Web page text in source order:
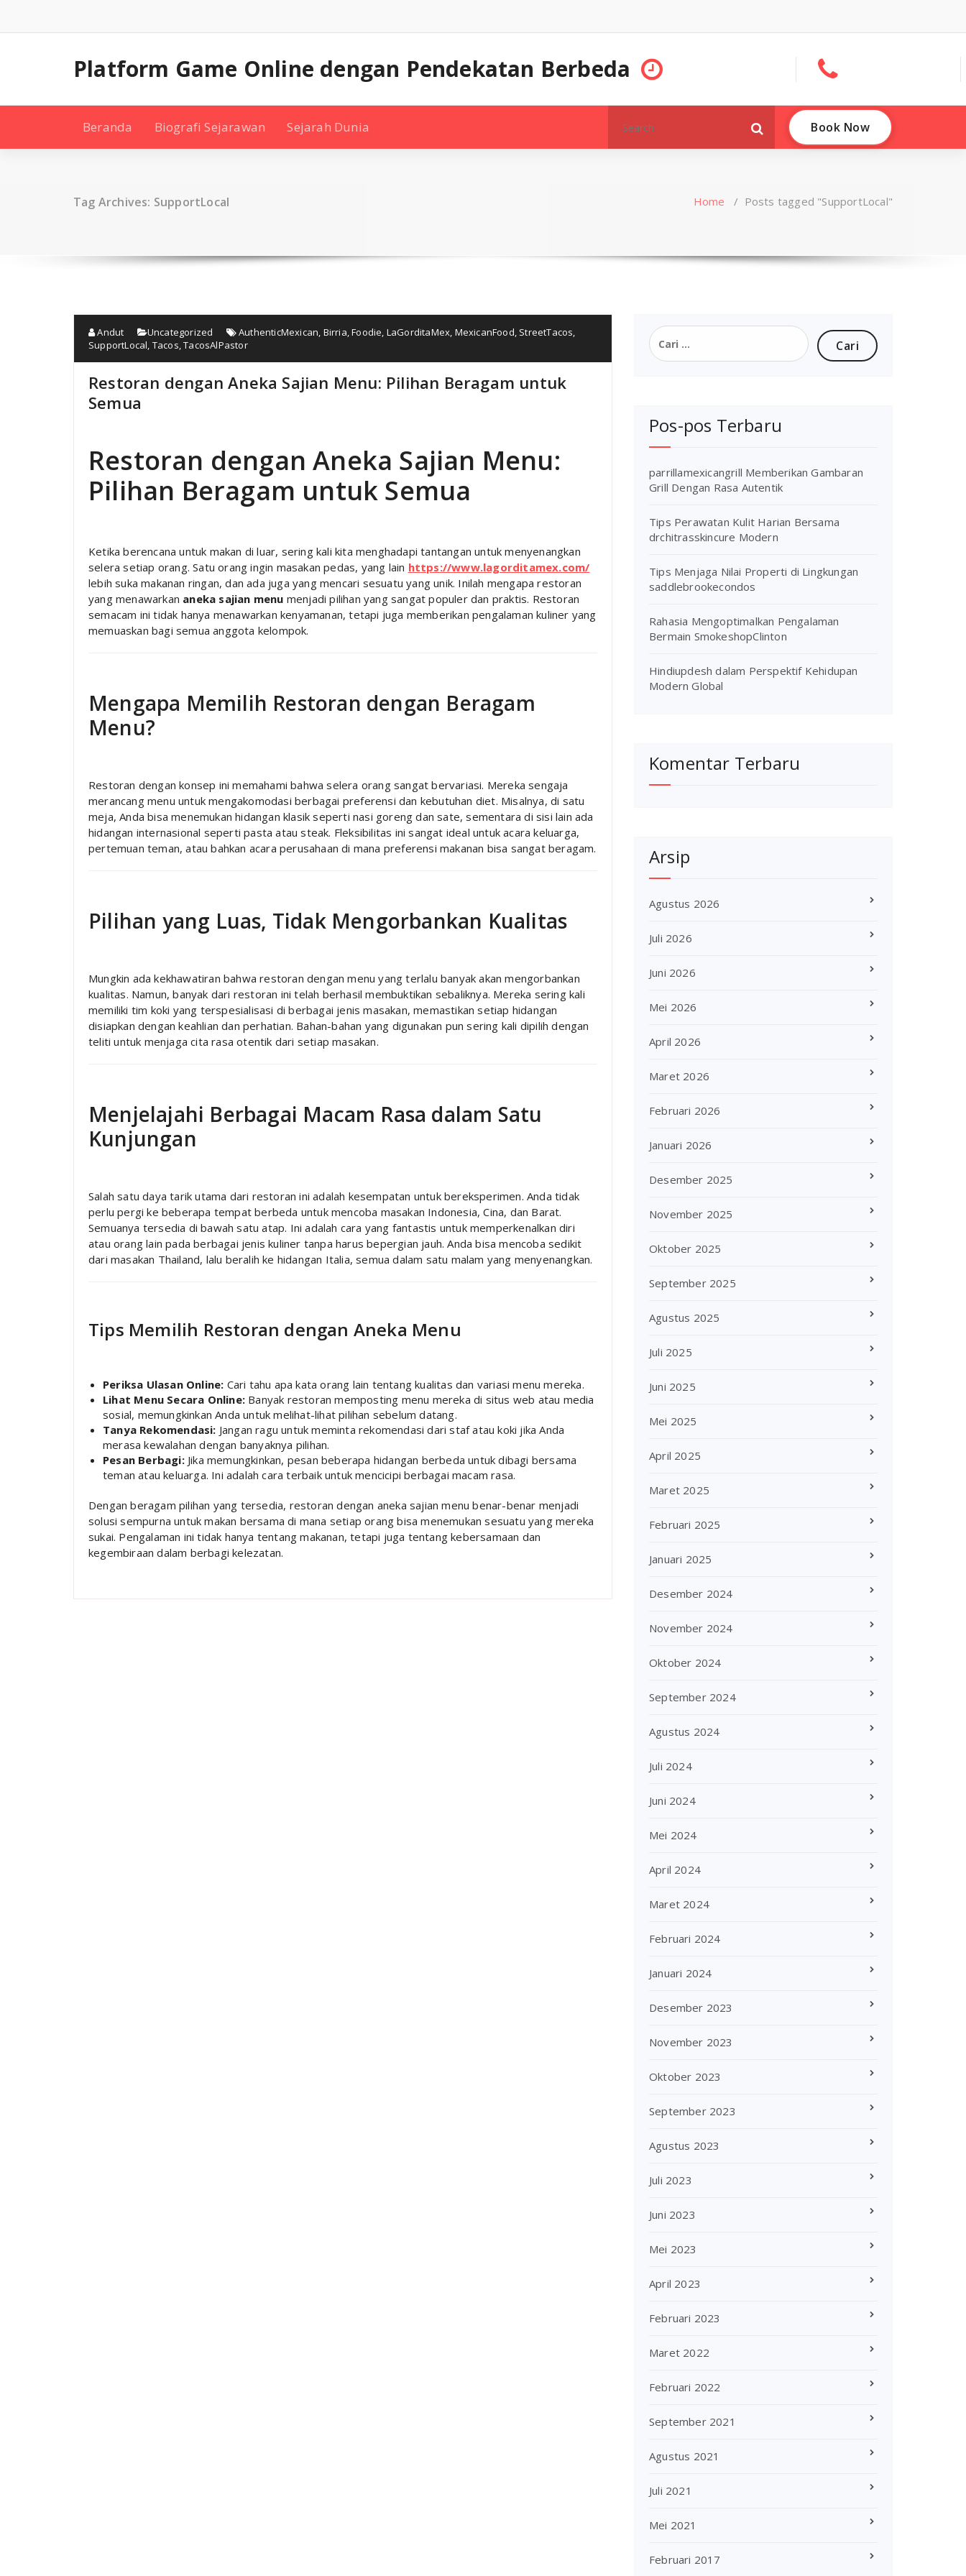
content
Platform Game Online dengan Pendekatan Berbeda
Beranda Biografi Sejarawan Sejarah Dunia
for:
Book Now
Tag Archives: SupportLocal Home / Posts tagged "SupportLocal"
Andut Uncategorized AuthenticMexican, Birria,Foodie, LaGorditaMex, MexicanFood, StreetTacos,
SupportLocal, Tacos,TacosAlPastor
Restoran dengan Aneka Sajian Menu: Pilihan Beragam untuk
Semua
Restoran dengan Aneka Sajian Menu:
Pilihan Beragam untuk Semua
Ketika berencana untuk makan di luar, sering kali kita menghadapi tantangan untuk menyenangkan
selera setiap orang. Satu orang ingin masakan pedas, yang lain https://www.lagorditamex.com/
lebih suka makanan ringan, dan ada juga yang mencari sesuatu yang unik. Inilah mengapa restoran
yang menawarkan aneka sajian menu menjadi pilihan yang sangat populer dan praktis. Restoran
semacam ini tidak hanya menawarkan kenyamanan, tetapi juga memberikan pengalaman kuliner yang
memuaskan bagi semua anggota kelompok.
Mengapa Memilih Restoran dengan Beragam
Menu?
Restoran dengan konsep ini memahami bahwa selera orang sangat bervariasi. Mereka sengaja
merancang menu untuk mengakomodasi berbagai preferensi dan kebutuhan diet. Misalnya, di satu
meja, Anda bisa menemukan hidangan klasik seperti nasi goreng dan sate, sementara di sisi lain ada
hidangan internasional seperti pasta atau steak. Fleksibilitas ini sangat ideal untuk acara keluarga,
pertemuan teman, atau bahkan acara perusahaan di mana preferensi makanan bisa sangat beragam.
Pilihan yang Luas, Tidak Mengorbankan Kualitas
Mungkin ada kekhawatiran bahwa restoran dengan menu yang terlalu banyak akan mengorbankan
kualitas. Namun, banyak dari restoran ini telah berhasil membuktikan sebaliknya. Mereka sering kali
memiliki tim koki yang terspesialisasi di berbagai jenis masakan, memastikan setiap hidangan
disiapkan dengan keahlian dan perhatian. Bahan-bahan yang digunakan pun sering kali dipilih dengan
teliti untuk menjaga cita rasa otentik dari setiap masakan.
Menjelajahi Berbagai Macam Rasa dalam Satu
Kunjungan
Salah satu daya tarik utama dari restoran ini adalah kesempatan untuk bereksperimen. Anda tidak
perlu pergi ke beberapa tempat berbeda untuk mencoba masakan Indonesia, Cina, dan Barat.
Semuanya tersedia di bawah satu atap. Ini adalah cara yang fantastis untuk memperkenalkan diri
atau orang lain pada berbagai jenis kuliner tanpa harus bepergian jauh. Anda bisa mencoba sedikit
dari masakan Thailand, lalu beralih ke hidangan Italia, semua dalam satu malam yang menyenangkan.
Tips Memilih Restoran dengan Aneka Menu
Periksa Ulasan Online: Cari tahu apa kata orang lain tentang kualitas dan variasi menu mereka.
Lihat Menu Secara Online: Banyak restoran memposting menu mereka di situs web atau media
sosial, memungkinkan Anda untuk melihat-lihat pilihan sebelum datang.
Tanya Rekomendasi: Jangan ragu untuk meminta rekomendasi dari staf atau koki jika Anda
merasa kewalahan dengan banyaknya pilihan.
Pesan Berbagi:Jika memungkinkan, pesan beberapa hidangan berbeda untuk dibagi bersama
teman atau keluarga. Ini adalah cara terbaik untuk mencicipi berbagai macam rasa.
Dengan beragam pilihan yang tersedia, restoran dengan aneka sajian menu benar-benar menjadi
solusi sempurna untuk makan bersama di mana setiap orang bisa menemukan sesuatu yang mereka
sukai. Pengalaman ini tidak hanya tentang makanan, tetapi juga tentang kebersamaan dan
kegembiraan dalam berbagi kelezatan.
Cari
untuk:
Pos-pos Terbaru
parrillamexicangrill Memberikan Gambaran
Grill Dengan Rasa Autentik
Tips Perawatan Kulit Harian Bersama
drchitrasskincure Modern
Tips Menjaga Nilai Properti di Lingkungan
saddlebrookecondos
Rahasia Mengoptimalkan Pengalaman
Bermain SmokeshopClinton
Hindiupdesh dalam Perspektif Kehidupan
Modern Global
Komentar Terbaru
Arsip
Agustus 2026
Juli 2026
Juni 2026
Mei 2026
April 2026
Maret 2026
Februari 2026
Januari 2026
Desember 2025
November 2025
Oktober 2025
September 2025
Agustus 2025
Juli 2025
Juni 2025
Mei 2025
April 2025
Maret 2025
Februari 2025
Januari 2025
Desember 2024
November 2024
Oktober 2024
September 2024
Agustus 2024
Juli 2024
Juni 2024
Mei 2024
April 2024
Maret 2024
Februari 2024
Januari 2024
Desember 2023
November 2023
Oktober 2023
September 2023
Agustus 2023
Juli 2023
Juni 2023
Mei 2023
April 2023
Februari 2023
Maret 2022
Februari 2022
September 2021
Agustus 2021
Juli 2021
Mei 2021
Februari 2017